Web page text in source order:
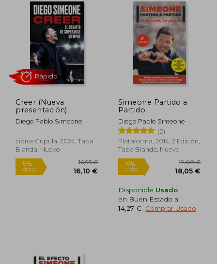
personal. Estas obras pertenecen al
género de literatura deportiva y
motivacional, ofreciendo una visión
profunda de su metodología y enfoque en
el liderazgo y la gestión de equipos.
Creer (Nueva
presentación)
Diego Pablo Simeone
Libros Cúpula, 2024, Tapa
Blanda, Nuevo
Simeone Partido a
Partido
Diego Pablo Simeone
(2)
Plataforma, 2014, 2 Edición,
Tapa Blanda, Nuevo
Disponible Usado
en Buen Estado a
14,27 € Comprar Usado